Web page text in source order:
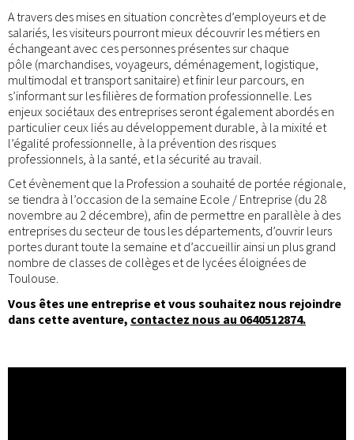
A travers des mises en situation concrètes d’employeurs et de
salariés, les visiteurs pourront mieux découvrir les métiers en
échangeant avec ces personnes présentes sur chaque
pôle (marchandises, voyageurs, déménagement, logistique,
multimodal et transport sanitaire) et finir leur parcours, en
s’informant sur les filières de formation professionnelle. Les
enjeux sociétaux des entreprises seront également abordés en
particulier ceux liés au développement durable, à la mixité et
l’égalité professionnelle, à la prévention des risques
professionnels, à la santé, et la sécurité au travail.
Cet évènement que la Profession a souhaité de portée régionale,
se tiendra à l’occasion de la semaine Ecole / Entreprise (du 28
novembre au 2 décembre), afin de permettre en parallèle à des
entreprises du secteur de tous les départements, d’ouvrir leurs
portes durant toute la semaine et d’accueillir ainsi un plus grand
nombre de classes de collèges et de lycées éloignées de
Toulouse.
Vous êtes une entreprise et vous souhaitez nous rejoindre
dans cette aventure, contactez nous au 0640512874.